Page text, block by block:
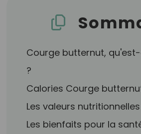
Courge butternut,
?
Calories Courge
Les valeurs nutritionnelles
Les bienfaits pour la